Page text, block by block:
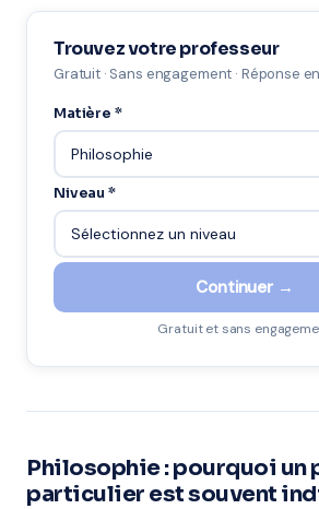
Trouvez votre professeur
Gratuit · Sans engagement · Réponse
Matière *
Niveau *
Continuer →
Gratuit et sans
Philosophie : pourquoi un
particulier est souvent